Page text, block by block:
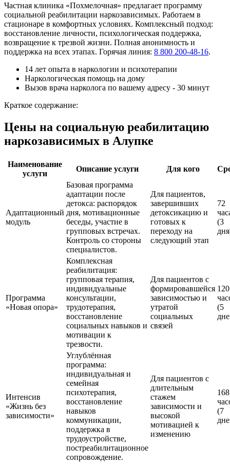
Частная клиника «Похмелочная» предлагает программу
социальной реабилитации наркозависимых. Работаем в
стационаре в комфортных условиях. Комплексный подход:
восстановление личности, психологическая поддержка,
возвращение к трезвой жизни. Полная анонимность и
поддержка на всех этапах. Горячая линия: 8 800 200-48-16.
14 лет опыта в наркологии и психотерапии
Наркологическая помощь на дому
Вызов врача нарколога по вашему адресу - 30 минут
Краткое содержание:
Цены на социальную реабилитацию
наркозависимых в Алупке
Наименование
услуги
Описание услуги Для кого
Адаптационный
модуль
Базовая программа
адаптации после
детокса: распорядок
дня, мотивационные
беседы, участие в
групповых встречах.
Контроль со стороны
специалистов.
Для пациентов,
завершивших
детоксикацию и
готовых к
переходу на
следующий этап
72
(3
Программа
«Новая опора»
Комплексная
реабилитация:
групповая терапия,
индивидуальные
консультации,
трудотерапия,
восстановление
социальных навыков и
мотивации к
трезвости.
Для пациентов с
формировавшейся
зависимостью и
утратой
социальных
связей
120
(5
Интенсив
«Жизнь без
зависимости»
Углублённая
программа:
индивидуальная и
семейная
психотерапия,
восстановление
навыков
коммуникации,
поддержка в
трудоустройстве,
постреабилитационное
сопровождение.
Для пациентов с
длительным
стажем
зависимости и
высокой
мотивацией к
изменению
168
(7